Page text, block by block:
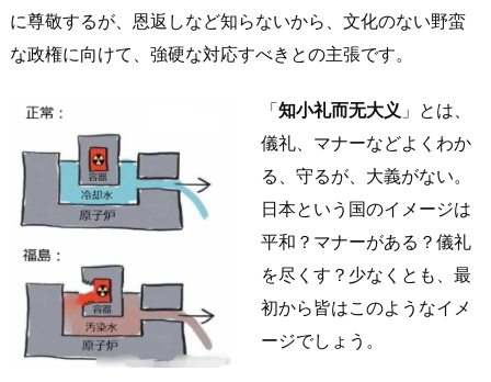
に尊敬するが、恩返しなど知らないから、文化のない野蛮
な政権に向けて、強硬な対応すべきとの主張です。
「知小礼而无大义 」とは、
儀礼、マナーなどよくわか
る、守るが、大義がない。
日本という国のイメージは
平和？マナーがある？儀礼
を尽くす？少なくとも、最
初から皆はこのようなイメ
ージでしょう。